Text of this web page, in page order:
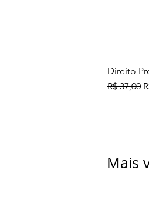
Direito
Preço
R$ 37,00
Mais